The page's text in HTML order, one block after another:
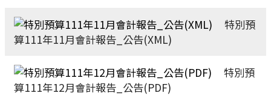
特別預
算111年11月會計報告_公告(XML)
特別預
算111年12月會計報告_公告(PDF)